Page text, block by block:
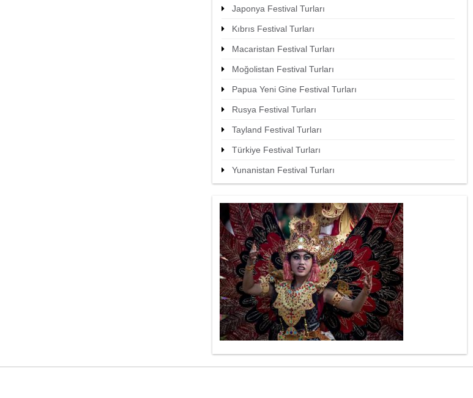
Japonya Festival Turları
Kıbrıs Festival Turları
Macaristan Festival Turları
Moğolistan Festival Turları
Papua Yeni Gine Festival Turları
Rusya Festival Turları
Tayland Festival Turları
Türkiye Festival Turları
Yunanistan Festival Turları